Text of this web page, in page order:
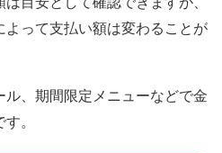
って支払い額は変わることが
ル、期間限定メニューなどで金
。